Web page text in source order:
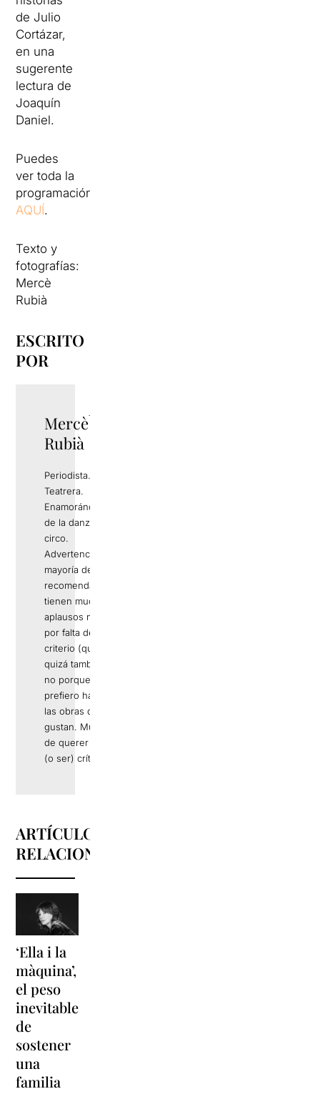
de Julio
Cortázar,
en una
sugerente
lectura de
Joaquín
Daniel.
Puedes
ver toda la
programación
AQUÍ.
Texto y
fotografías:
Mercè
Rubià
ESCRITO
POR
Mercè
Rubià
TWITTER
Periodista.
Teatrera.
Enamorándome
de la danza y del
circo.
Advertencia: Si la
mayoría de mis
recomendaciones
tienen muchos
aplausos no es
por falta de
criterio (que
quizá también), si
no porque
prefiero hablar de
las obras que me
gustan. Muy lejos
de querer hacer
(o ser) crítica.
ARTÍCULOS
RELACIONADOS
‘Ella i la
màquina’,
el peso
inevitable
de
sostener
una
familia